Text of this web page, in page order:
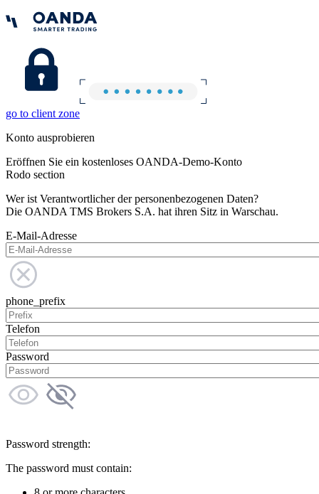
go to client zone
Konto ausprobieren
Eröffnen Sie ein kostenloses OANDA-Demo-Konto
Rodo section
Wer ist Verantwortlicher der personenbezogenen Daten?
Die OANDA TMS Brokers S.A. hat ihren Sitz in Warschau.
E-Mail-Adresse
phone_prefix
Telefon
Password
Password strength:
The password must contain: